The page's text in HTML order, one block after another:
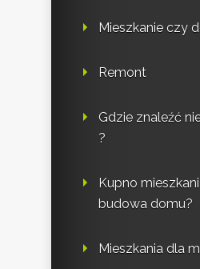
Mieszkanie czy
Remont
Gdzie znaleźć
?
Kupno
budowa domu?
Mieszkania dla